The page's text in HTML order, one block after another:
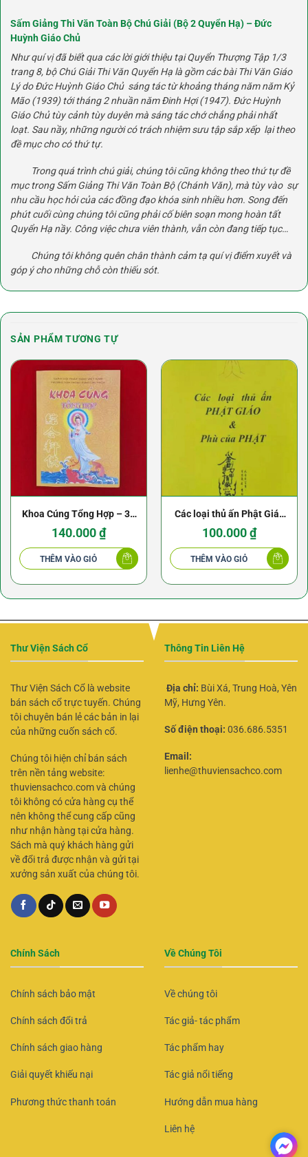
Sấm Giảng Thi Văn Toàn Bộ Chú Giải (Bộ 2 Quyển Hạ) – Đức
Huỳnh Giáo Chủ
Như quí vị đã biết qua các lời giới thiệu tại Quyển Thượng Tập 1/3
trang 8, bộ Chú Giải Thi Văn Quyển Hạ là gồm các bài Thi Văn Giáo
Lý do Đức Huỳnh Giáo Chủ sáng tác từ khoảng tháng năm năm Kỷ
Mão (1939) tới tháng 2 nhuần năm Đinh Hợi (1947). Đức Huỳnh
Giáo Chủ tùy cảnh tùy duyên mà sáng tác chớ chẳng phải nhất
loạt. Sau nầy, những người có trách nhiệm sưu tập sắp xếp lại theo
đề mục cho có thứ tự.
Trong quá trình chú giải, chúng tôi cũng không theo thứ tự đề
mục trong Sấm Giảng Thi Văn Toàn Bộ (Chánh Văn), mà tùy vào sự
nhu cầu học hỏi của các đồng đạo khóa sinh nhiều hơn. Song đến
phút cuối cùng chúng tôi cũng phải cố biên soạn mong hoàn tất
Quyển Hạ nầy. Công việc chưa viên thành, vẫn còn đang tiếp tục…
Chúng tôi không quên chân thành cảm tạ quí vị điểm xuyết và
góp ý cho những chỗ còn thiếu sót.
SẢN PHẨM TƯƠNG TỰ
Khoa Cúng Tổng Hợp – 31
Khoa Cúng
140.000₫
THÊM VÀO GIỎ
Các loại thủ ấn Phật Giáo
và phù của Phật
100.000₫
THÊM VÀO GIỎ
Thư Viện Sách Cổ
Thư Viện Sách Cổ là website
bán sách cổ trực tuyến. Chúng
tôi chuyên bán lẻ các bản in lại
của những cuốn sách cổ.
Chúng tôi hiện chỉ bán sách
trên nền tảng website:
thuviensachco.com và chúng
tôi không có cửa hàng cụ thể
nên không thể cung cấp cũng
như nhận hàng tại cửa hàng.
Sách mà quý khách hàng gửi
về đổi trả được nhận và gửi tại
xưởng sản xuất của chúng tôi.
Thông Tin Liên Hệ
Địa chỉ: Bùi Xá, Trung Hoà, Yên
Mỹ, Hưng Yên.
Số điện thoại: 036.686.5351
Email:
lienhe@thuviensachco.com
Chính Sách
Chính sách bảo mật
Chính sách đổi trả
Chính sách giao hàng
Giải quyết khiếu nại
Phương thức thanh toán
Về Chúng Tôi
Về chúng tôi
Tác giả- tác phẩm
Tác phẩm hay
Tác giả nổi tiếng
Hướng dẫn mua hàng
Liên hệ